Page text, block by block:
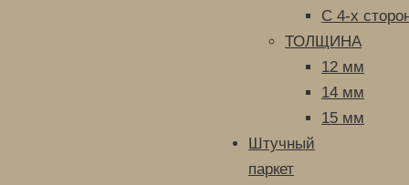
С 4-х
ТОЛЩИНА
12 мм
14 мм
15 мм
Штучный
паркет